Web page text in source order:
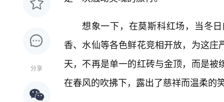
分享
想象一下，在莫斯科红场，当冬
香、水仙等各色鲜花竞相开放，为这
天，不再是单一的红砖与金顶，而是
在春风的吹拂下，露出了慈祥而温柔的